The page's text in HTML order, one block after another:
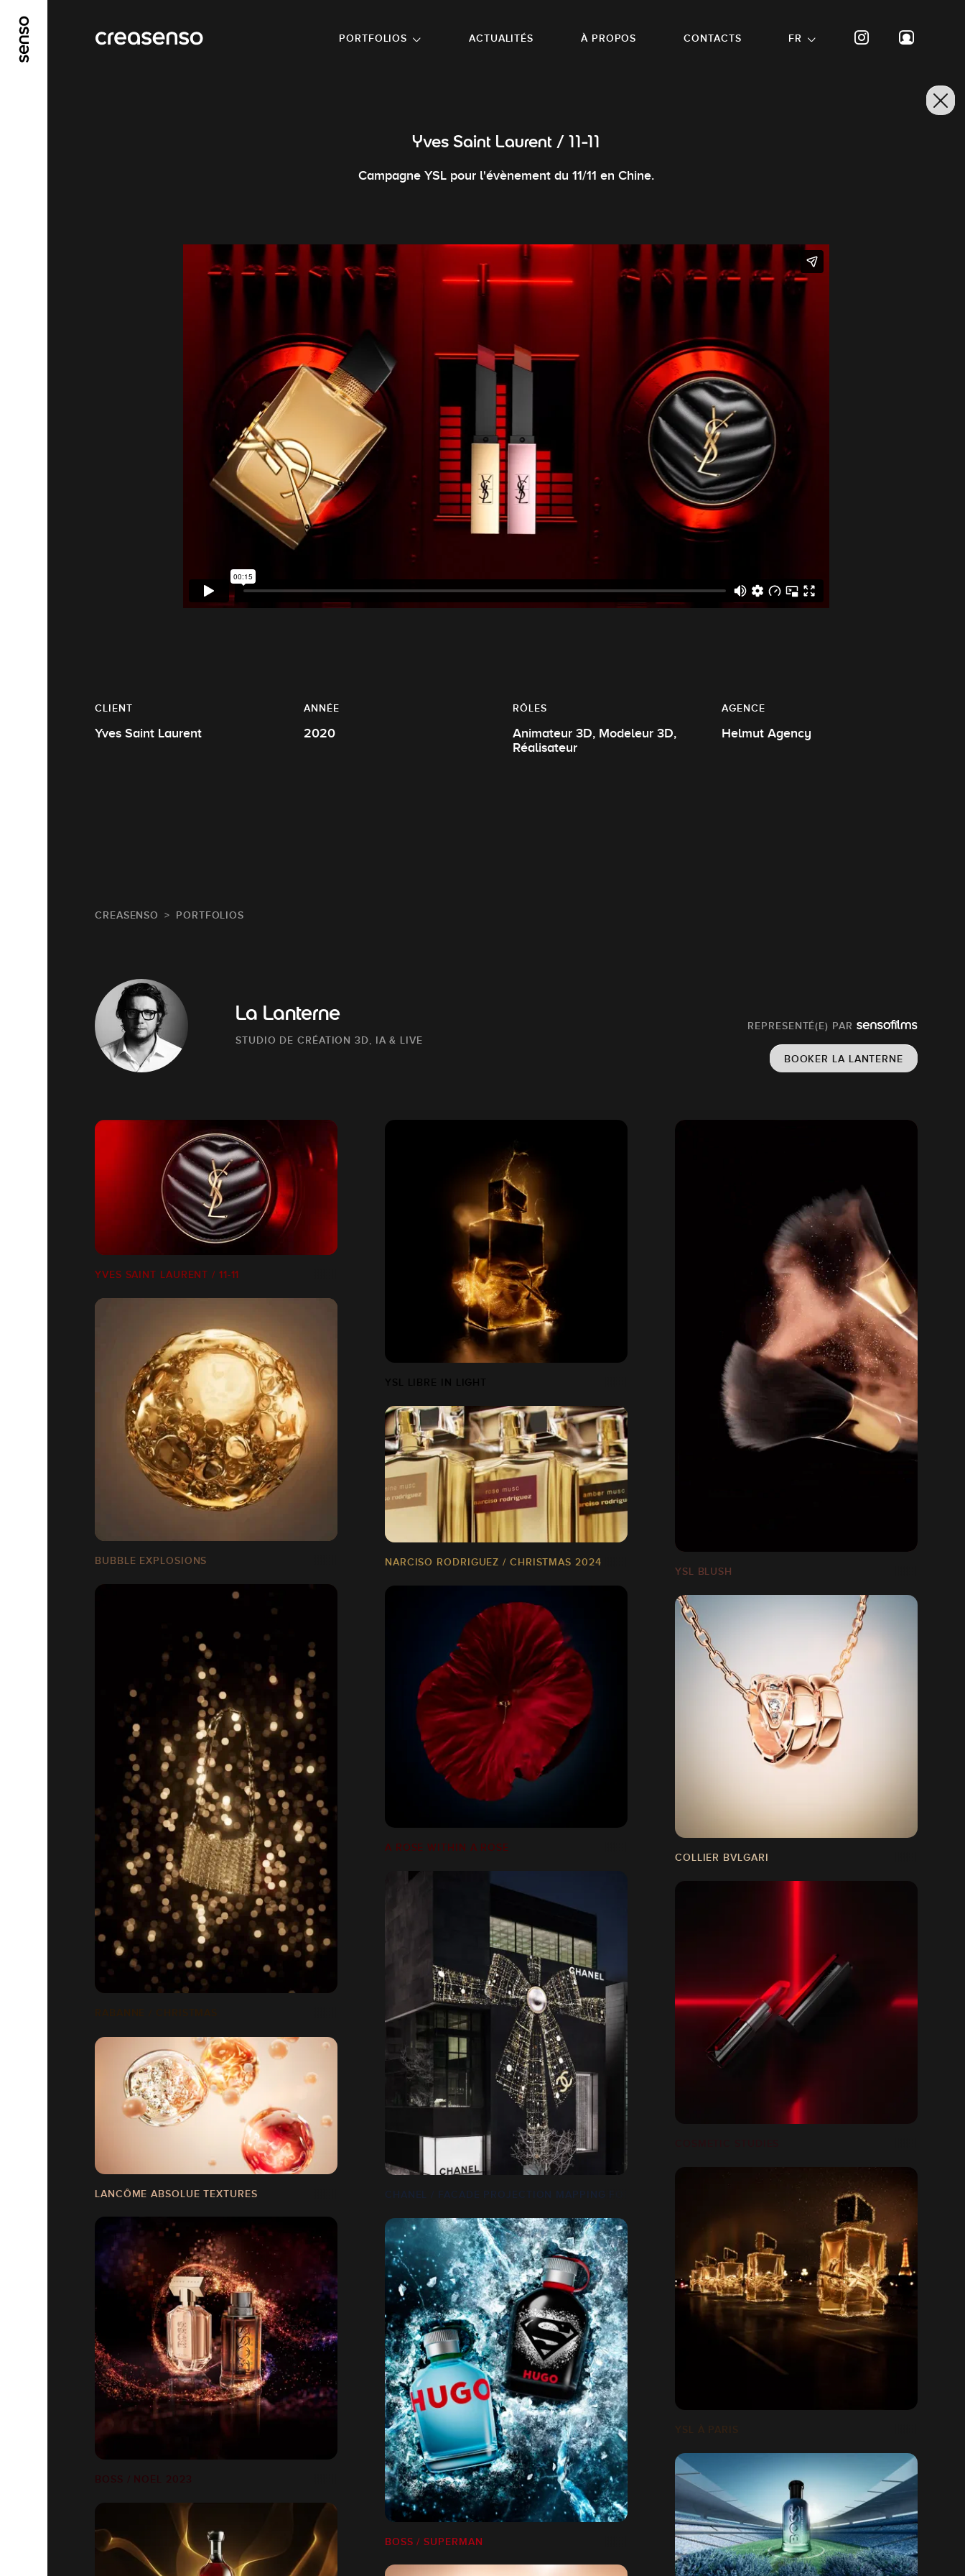
PORTFOLIOS
ACTUALITÉS À PROPOS CONTACTS FR
Yves Saint Laurent / 11-11
Campagne YSL pour l'évènement du 11/11 en Chine.
CLIENT
Yves Saint Laurent
ANNÉE
2020
RÔLES
Animateur 3D, Modeleur 3D,
Réalisateur
AGENCE
Helmut Agency
CREASENSO PORTFOLIOS
La Lanterne
STUDIO DE CRÉATION 3D, IA & LIVE
REPRESENTÉ(E) PAR
BOOKER LA LANTERNE
YVES SAINT LAURENT / 11-11
YSL LIBRE IN LIGHT
YSL BLUSH
BUBBLE EXPLOSIONS NARCISO RODRIGUEZ / CHRISTMAS 2024
A ROSE WITHIN A ROSE
COLLIER BVLGARI
CHANEL / FACADE PROJECTION MAPPING FOR END OF YEAR
LANCÔME ABSOLUE TEXTURES
YSL À PARIS
BOSS / SUPERMAN